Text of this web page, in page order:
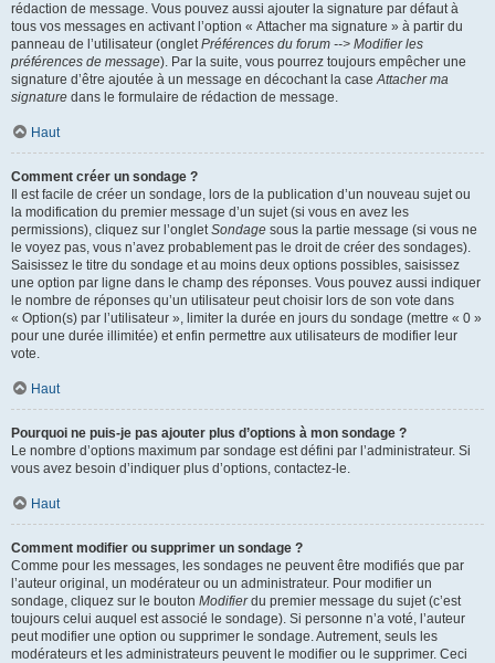
rédaction de message. Vous pouvez aussi ajouter la signature par défaut à
tous vos messages en activant l’option « Attacher ma signature » à partir du
panneau de l’utilisateur (ongletPréférences du forum --> Modifier les
préférences de message). Par la suite, vous pourrez toujours empêcher une
signature d’être ajoutée à un message en décochant la caseAttacher ma
signature dans le formulaire de rédaction de message.
Haut
Comment créer un sondage ?
Il est facile de créer un sondage, lors de la publication d’un nouveau sujet ou
la modification du premier message d’un sujet (si vous en avez les
permissions), cliquez sur l’ongletSondage sous la partie message (si vous ne
le voyez pas, vous n’avez probablement pas le droit de créer des sondages).
Saisissez le titre du sondage et au moins deux options possibles, saisissez
une option par ligne dans le champ des réponses. Vous pouvez aussi indiquer
le nombre de réponses qu’un utilisateur peut choisir lors de son vote dans
« Option(s) par l’utilisateur », limiter la durée en jours du sondage (mettre « 0 »
pour une durée illimitée) et enfin permettre aux utilisateurs de modifier leur
vote.
Haut
Pourquoi ne puis-je pas ajouter plus d’options à mon sondage ?
Le nombre d’options maximum par sondage est défini par l’administrateur. Si
vous avez besoin d’indiquer plus d’options, contactez-le.
Haut
Comment modifier ou supprimer un sondage ?
Comme pour les messages, les sondages ne peuvent être modifiés que par
l’auteur original, un modérateur ou un administrateur. Pour modifier un
sondage, cliquez sur le bouton Modifierdu premier message du sujet (c’est
toujours celui auquel est associé le sondage). Si personne n’a voté, l’auteur
peut modifier une option ou supprimer le sondage. Autrement, seuls les
modérateurs et les administrateurs peuvent le modifier ou le supprimer. Ceci